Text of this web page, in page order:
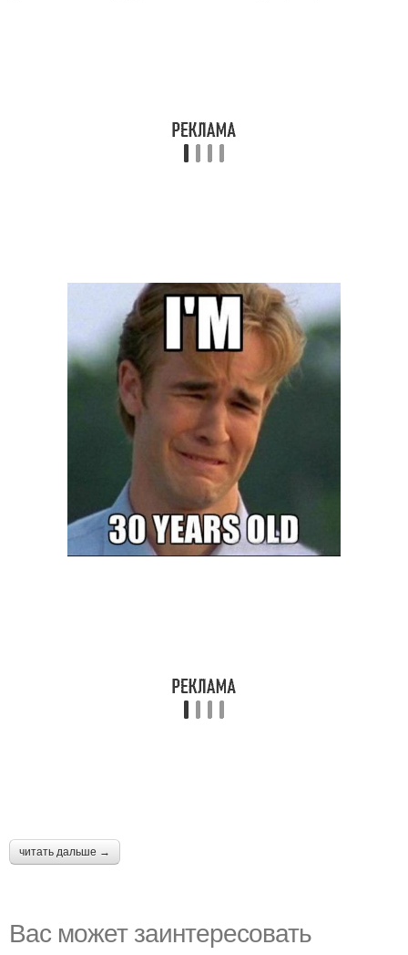
читать дальше →
Вас может заинтересовать